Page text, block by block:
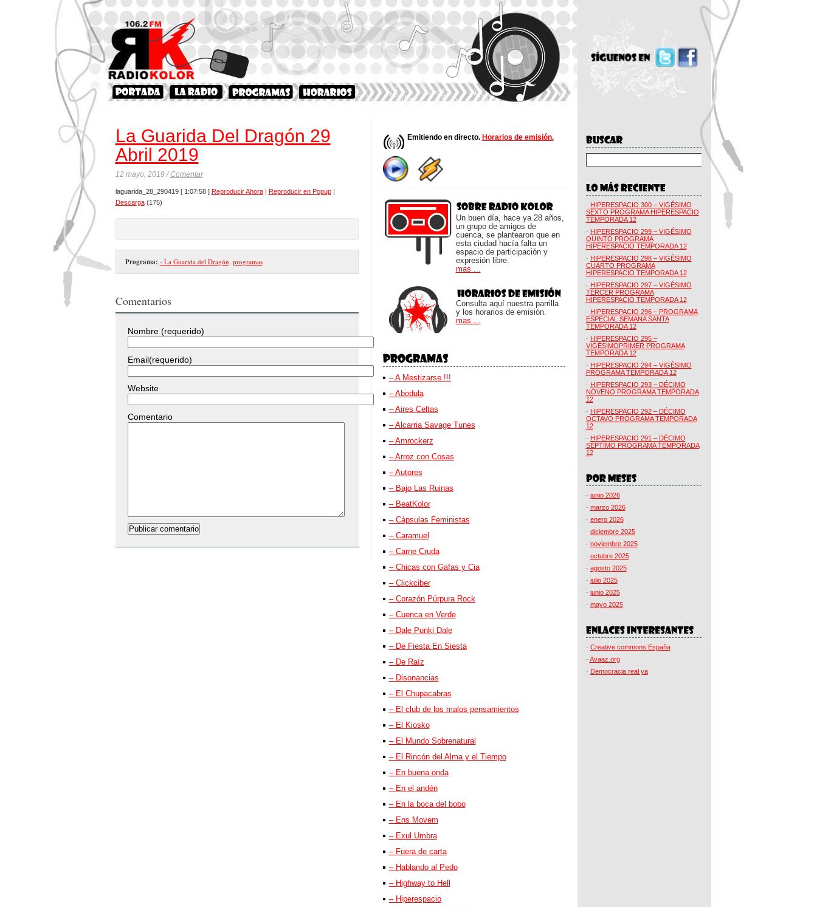
La Guarida Del Dragón 29
Abril 2019
12 mayo, 2019 /Comentar
laguarida_28_290419 [ 1:07:58 ] Reproducir Ahora| Reproducir en Popup|
Descarga(175)
Programa: - La Guarida del Dragón, programas
Comentarios
Nombre (requerido)
Email(requerido)
Website
Comentario
Emitiendo en directo. Horarios de emisión.
Un buen día, hace ya 28 años,
un grupo de amigos de
cuenca, se plantearon que en
esta ciudad hacía falta un
espacio de participación y
expresión libre.
mas ...
Consulta aquí nuestra parrilla
y los horarios de emisión.
mas ...
– A Mestizarse !!!
– Abodula
– Aires Celtas
– Alcarria Savage Tunes
– Amrockerz
– Arroz con Cosas
– Autores
– Bajo Las Ruinas
– BeatKolor
– Cápsulas Feministas
– Caramuel
– Carne Cruda
– Chicas con Gafas y Cia
– Clickciber
– Corazón Púrpura Rock
– Cuenca en Verde
– Dale Punki Dale
– De Fiesta En Siesta
– De Raíz
– Disonancias
– El Chupacabras
– El club de los malos pensamientos
– El Kiosko
– El Mundo Sobrenatural
– El Rincón del Alma y el Tiempo
– En buena onda
– En el andén
– En la boca del bobo
– Ens Movem
– Exul Umbra
– Fuera de carta
– Hablando al Pedo
– Highway to Hell
– Hiperespacio
· HIPERESPACIO 300 – VIGÉSIMO
SEXTO PROGRAMA HIPERESPACIO
TEMPORADA 12
· HIPERESPACIO 299 – VIGÉSIMO
QUINTO PROGRAMA
HIPERESPACIO TEMPORADA 12
· HIPERESPACIO 298 – VIGÉSIMO
CUARTO PROGRAMA
HIPERESPACIO TEMPORADA 12
· HIPERESPACIO 297 – VIGÉSIMO
TERCER PROGRAMA
HIPERESPACIO TEMPORADA 12
· HIPERESPACIO 296 – PROGRAMA
ESPECIAL SEMANA SANTA
TEMPORADA 12
· HIPERESPACIO 295 –
VIGÉSIMOPRIMER PROGRAMA
TEMPORADA 12
· HIPERESPACIO 294 – VIGÉSIMO
PROGRAMA TEMPORADA 12
· HIPERESPACIO 293 – DÉCIMO
NOVENO PROGRAMA TEMPORADA
12
· HIPERESPACIO 292 – DÉCIMO
OCTAVO PROGRAMA TEMPORADA
12
· HIPERESPACIO 291 – DÉCIMO
SÉPTIMO PROGRAMA TEMPORADA
12
· junio 2026
· marzo 2026
· enero 2026
· diciembre 2025
· noviembre 2025
· octubre 2025
· agosto 2025
· julio 2025
· junio 2025
· mayo 2025
· Creative commons España
· Avaaz.org
· Democracia real ya